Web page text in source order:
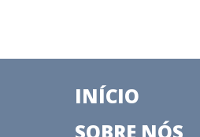
INÍCIO
SOBRE NÓS